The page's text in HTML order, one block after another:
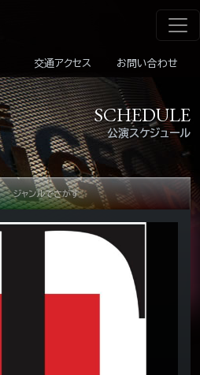
メインナビゲーショ
交通アクセス お問い合わせ
公演スケジュール
SCHEDULE
ジャンルでさがす